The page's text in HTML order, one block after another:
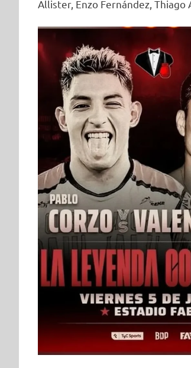
Allister, Enzo Fernández, Thiago